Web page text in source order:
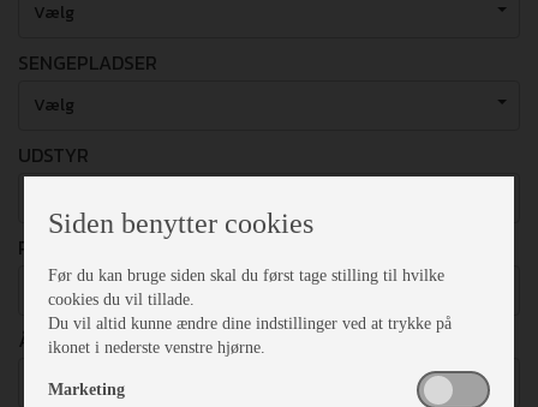
Vælg
SENGEPLADSER
Vælg
UDSTYR
PRISER
Vælg
ÅRGANG
Vælg
Siden benytter cookies
Før du kan bruge siden skal du først tage stilling til hvilke
cookies du vil tillade.
Du vil altid kunne ændre dine indstillinger ved at trykke på
ikonet i nederste venstre hjørne.
Marketing